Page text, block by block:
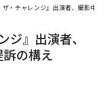
増中、ランキングの半数
ザ・チャレンジ』出演者、撮影中
ジ』出演者、
の構え